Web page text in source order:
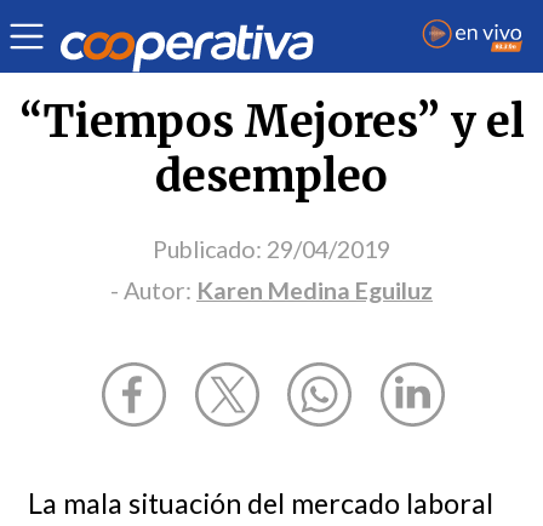
Opinión | Karen Medina Eguiluz
“Tiempos Mejores” y el
desempleo
Publicado: 29/04/2019
- Autor: Karen Medina Eguiluz
La mala situación del mercado laboral